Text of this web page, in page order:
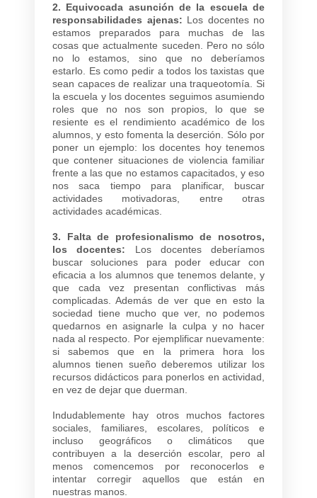
2. Equivocada asunción de la escuela de
responsabilidades ajenas: Los docentes no
estamos preparados para muchas de las
cosas que actualmente suceden. Pero no sólo
no lo estamos, sino que no deberíamos
estarlo. Es como pedir a todos los taxistas que
sean capaces de realizar una traqueotomía. Si
la escuela y los docentes seguimos asumiendo
roles que no nos son propios, lo que se
resiente es el rendimiento académico de los
alumnos, y esto fomenta la deserción. Sólo por
poner un ejemplo: los docentes hoy tenemos
que contener situaciones de violencia familiar
frente a las que no estamos capacitados, y eso
nos saca tiempo para planificar, buscar
actividades motivadoras, entre otras
actividades académicas.
3. Falta de profesionalismo de nosotros,
los docentes: Los docentes deberíamos
buscar soluciones para poder educar con
eficacia a los alumnos que tenemos delante, y
que cada vez presentan conflictivas más
complicadas. Además de ver que en esto la
sociedad tiene mucho que ver, no podemos
quedarnos en asignarle la culpa y no hacer
nada al respecto. Por ejemplificar nuevamente:
si sabemos que en la primera hora los
alumnos tienen sueño deberemos utilizar los
recursos didácticos para ponerlos en actividad,
en vez de dejar que duerman.
Indudablemente hay otros muchos factores
sociales, familiares, escolares, políticos e
incluso geográficos o climáticos que
contribuyen a la deserción escolar, pero al
menos comencemos por reconocerlos e
intentar corregir aquellos que están en
nuestras manos.